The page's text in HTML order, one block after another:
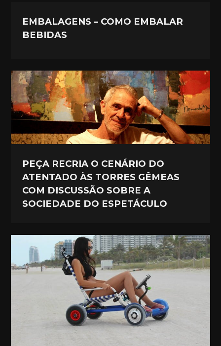
EMBALAGENS – COMO EMBALAR
BEBIDAS
PEÇA RECRIA O CENÁRIO DO
ATENTADO ÀS TORRES GÊMEAS
COM DISCUSSÃO SOBRE A
SOCIEDADE DO ESPETÁCULO